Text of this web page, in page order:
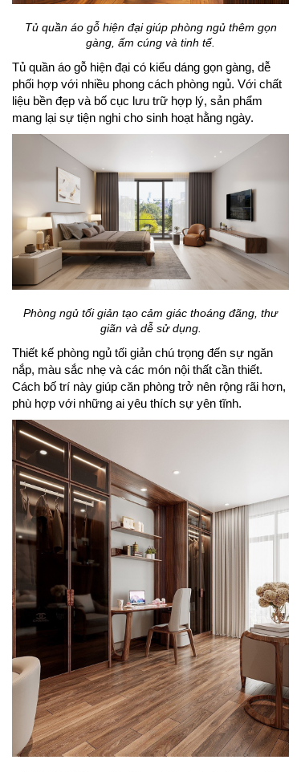
Tủ quần áo gỗ hiện đại giúp phòng ngủ thêm gọn
gàng, ấm cúng và tinh tế.
Tủ quần áo gỗ hiện đại có kiểu dáng gọn gàng, dễ
phối hợp với nhiều phong cách phòng ngủ. Với chất
liệu bền đẹp và bố cục lưu trữ hợp lý, sản phẩm
mang lại sự tiện nghi cho sinh hoạt hằng ngày.
Phòng ngủ tối giản tạo cảm giác thoáng đãng, thư
giãn và dễ sử dụng.
Thiết kế phòng ngủ tối giản chú trọng đến sự ngăn
nắp, màu sắc nhẹ và các món nội thất cần thiết.
Cách bố trí này giúp căn phòng trở nên rộng rãi hơn,
phù hợp với những ai yêu thích sự yên tĩnh.